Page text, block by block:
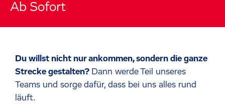
Ab Sofort
Du willst nicht nur ankommen, sondern die ganze
Strecke gestalten? Dann werde Teil unseres
Teams und sorge dafür, dass bei uns alles rund
läuft.